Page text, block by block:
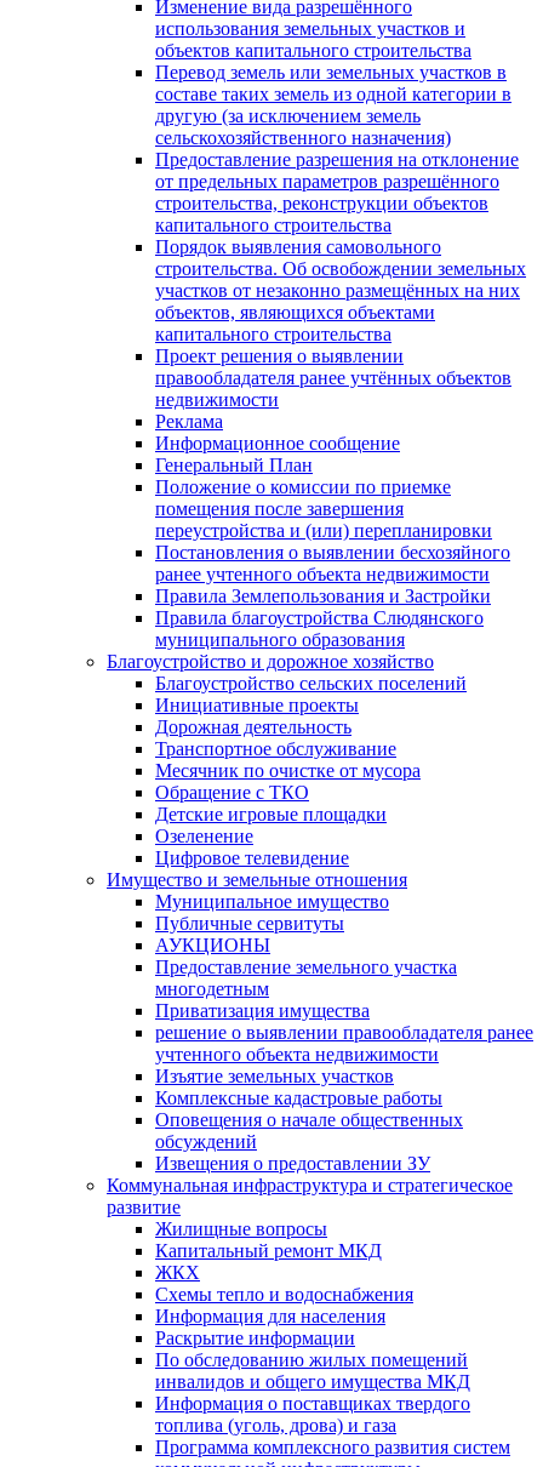
Изменение вида разрешённого
использования земельных участков и
объектов капитального строительства
Перевод земель или земельных участков в
составе таких земель из одной категории в
другую (за исключением земель
сельскохозяйственного назначения)
Предоставление разрешения на отклонение
от предельных параметров разрешённого
строительства, реконструкции объектов
капитального строительства
Порядок выявления самовольного
строительства. Об освобождении земельных
участков от незаконно размещённых на них
объектов, являющихся объектами
капитального строительства
Проект решения о выявлении
правообладателя ранее учтённых объектов
недвижимости
Реклама
Информационное сообщение
Генеральный План
Положение о комиссии по приемке
помещения после завершения
переустройства и (или) перепланировки
Постановления о выявлении бесхозяйного
ранее учтенного объекта недвижимости
Правила Землепользования и Застройки
Правила благоустройства Слюдянского
муниципального образования
Благоустройство и дорожное хозяйство
Благоустройство сельских поселений
Инициативные проекты
Дорожная деятельность
Транспортное обслуживание
Месячник по очистке от мусора
Обращение с ТКО
Детские игровые площадки
Озеленение
Цифровое телевидение
Имущество и земельные отношения
Муниципальное имущество
Публичные сервитуты
АУКЦИОНЫ
Предоставление земельного участка
многодетным
Приватизация имущества
решение о выявлении правообладателя ранее
учтенного объекта недвижимости
Изъятие земельных участков
Комплексные кадастровые работы
Оповещения о начале общественных
обсуждений
Извещения о предоставлении ЗУ
Коммунальная инфраструктура и стратегическое
развитие
Жилищные вопросы
Капитальный ремонт МКД
ЖКХ
Схемы тепло и водоснабжения
Информация для населения
Раскрытие информации
По обследованию жилых помещений
инвалидов и общего имущества МКД
Информация о поставщиках твердого
топлива (уголь, дрова) и газа
Программа комплексного развития систем